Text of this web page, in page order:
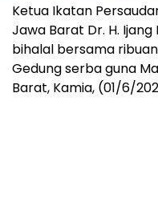
Ketua Ikatan
Jawa Barat Dr. H. Ijang
bihalal bersama
Gedung serba guna
Barat, Kamia, (01/6/